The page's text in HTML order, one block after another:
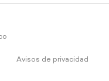
Avisos de privacidad